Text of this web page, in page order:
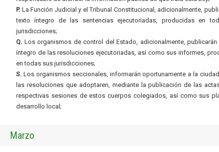
P. La Función Judicial y el Tribunal Constitucional, adicionalmente,
texto íntegro de las sentencias ejecutoriadas, producidas en
jurisdicciones;
Q. Los organismos de control del Estado, adicionalmente, publicarán
íntegro de las resoluciones ejecutoriadas, así como sus informes,
en todas sus jurisdicciones;
S. Los organismos seccionales, informarán oportunamente a la
las resoluciones que adoptaren, mediante la publicación de las
respectivas sesiones de estos cuerpos colegiados, así como sus
desarrollo local;
Marzo